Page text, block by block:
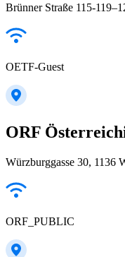
Brünner Straße 115-
OETF-Guest
ORF
Würzburggasse 30, 1136
ORF_PUBLIC